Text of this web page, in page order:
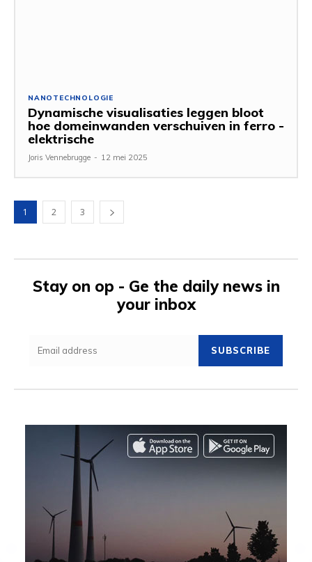
NANOTECHNOLOGIE
Dynamische visualisaties leggen bloot
hoe domeinwanden verschuiven in ferro -
elektrische
Joris Vennebrugge - 12 mei 2025
1 2 3
Stay on op - Ge the daily news in
your inbox
SUBSCRIBE